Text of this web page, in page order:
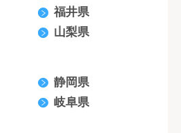
福井県
山梨県
静岡県
岐阜県